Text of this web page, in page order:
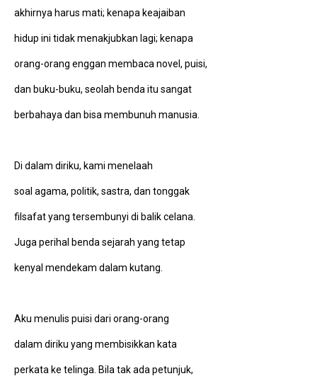
akhirnya harus mati; kenapa keajaiban
hidup ini tidak menakjubkan lagi; kenapa
orang-orang enggan membaca novel, puisi,
dan buku-buku, seolah benda itu sangat
berbahaya dan bisa membunuh manusia.
Di dalam diriku, kami menelaah
soal agama, politik, sastra, dan tonggak
filsafat yang tersembunyi di balik celana.
Juga perihal benda sejarah yang tetap
kenyal mendekam dalam kutang.
Aku menulis puisi dari orang-orang
dalam diriku yang membisikkan kata
perkata ke telinga. Bila tak ada petunjuk,